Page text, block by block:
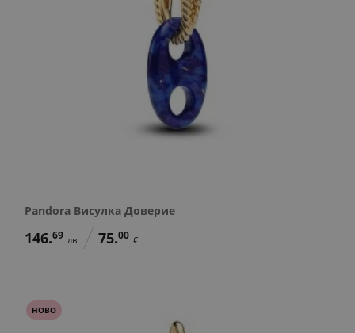
Pandora Висулка Доверие
146.69 лв. 75.00 €
НОВО